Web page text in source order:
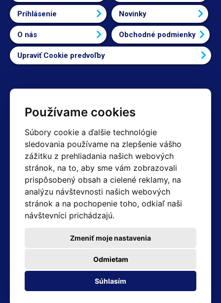
Používame cookies
Súbory cookie a ďalšie technológie
sledovania používame na zlepšenie vášho
zážitku z prehliadania našich webových
stránok, na to, aby sme vám zobrazovali
prispôsobený obsah a cielené reklamy, na
analýzu návštevnosti našich webových
stránok a na pochopenie toho, odkiaľ naši
návštevníci prichádzajú.
Súhlasím
Odmietam
Zmeniť moje nastavenia
Prihlásenie Novinky
O nás Obchodné podmienky
Upraviť Cookie predvoľby
Kontakty
+420 603 357 606 +420 605 234 204
info@hotair.cz
Fakturačné a expedičné oddelenie
+420 605 259 759 (Po–Pia: 7:30 – 15:00)
Technické oddelenie
+420 603 355 085 (Po–Pia: 8:00 – 16:00)
servis@hotair.cz
Výdaj tovaru (Ostrava): Po-Pia: 8:00 - 16:00
Platba len v hotovosti
Adresa predajne